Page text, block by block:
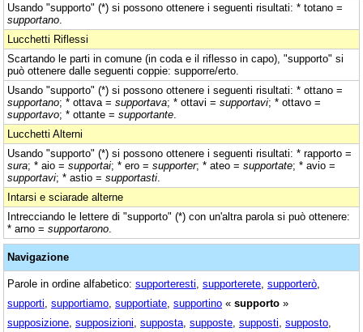
Usando "supporto" (*) si possono ottenere i seguenti risultati: * totano =
supportano
Lucchetti Riflessi
Scartando le parti in comune (in coda e il riflesso in capo), "supporto" si
può ottenere dalle seguenti coppie: supporre/erto.
Usando "supporto" (*) si possono ottenere i seguenti risultati: * ottano =
supportano; * ottava = supportava; * ottavi = supportavi; * ottavo =
supportavo; * ottante = supportante
Lucchetti Alterni
Usando "supporto" (*) si possono ottenere i seguenti risultati: * rapporto =
sura; * aio = supportai; * ero = supporter; * ateo = supportate; * avio =
supportavi; * astio = supportasti
Intarsi e sciarade alterne
Intrecciando le lettere di "supporto" (*) con un'altra parola si può ottenere:
* arno = supportarono
Navigazione
Parole in ordine alfabetico: supporteresti supporterete supporterò
supporti supportiamo supportiate supportino « supporto »
supposizione supposizioni supposta supposte supposti supposto